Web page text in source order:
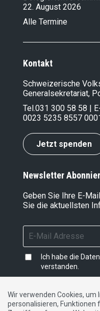
22. August 2026
Alle Termine
Kontakt
Schweizerische
Generalsekretariat,
Tel.031 300 58 58 |
0023 5235 8557
Jetzt spenden
Newsletter
Geben Sie Ihre E-
Sie die aktuellsten
Ich habe die
verstanden.
Impressum |
Wir verwenden Cookies,
personalisieren, Funktionen